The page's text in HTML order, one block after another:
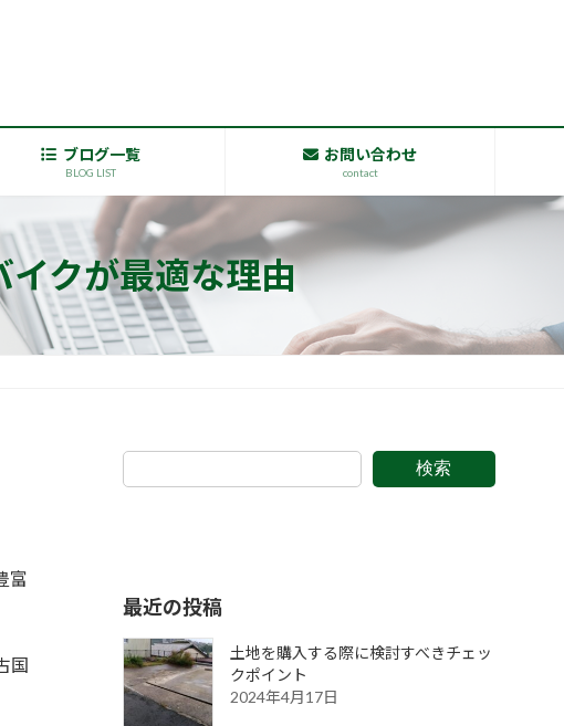
ブログ一覧
BLOG LIST
お問い合わせ
contact
イクが最適な理由
富
国
検索
最近の投稿
土地を購入する際に検討すべきチェッ
クポイント
2024年4月17日